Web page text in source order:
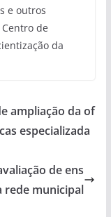
e outros
de
da
ampliação da of
especializada
de ens
rede municipal